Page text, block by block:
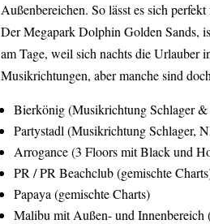
Außenbereichen. So lässt es sich
Der Megapark Dolphin Golden Sands,
am Tage, weil sich nachts die Urlauber
Musikrichtungen, aber manche sind
Bierkönig (Musikrichtung Schlager &
Partystadl (Musikrichtung Schlager,
Arrogance (3 Floors mit Black und
PR / PR Beachclub (gemischte
Papaya (gemischte Charts)
Malibu mit Außen- und Innenbereich